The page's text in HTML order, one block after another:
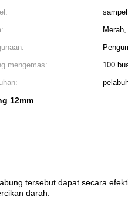
mengemas:
100
12mm
tersebut dapat secara
darah.